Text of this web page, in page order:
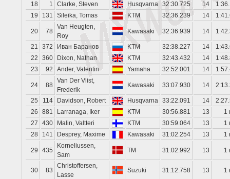
18
1 Clarke, Steven Husqvarna 32:30.725 14
19
131 Sileika, Tomas KTM 32:36.239 14
20 78
Van Heugten,
Roy
Kawasaki 32:36.939 14
21 372 Иван Баранов KTM 32:38.227 14
22
360 Dixon, Nathan KTM 32:43.432 14
23
92 Ander, Valentin Yamaha 32:52.001 14
24 88
Van Der Vlist,
Frederik
Kawasaki 33:07.930 14
25 114 Davidson, Robert Husqvarna 33:22.091 14
26
881 Larranaga, Iker KTM 30:56.881 13
1
27
430 Malin, Valtteri KTM 30:59.064 13
1
28
141 Desprey, Maxime Kawasaki 31:02.254 13 1
29 435
Korneliussen,
Sam
TM 31:02.992 13 1
30 83
Christoffersen,
Lasse
Suzuki 31:12.758 13 1